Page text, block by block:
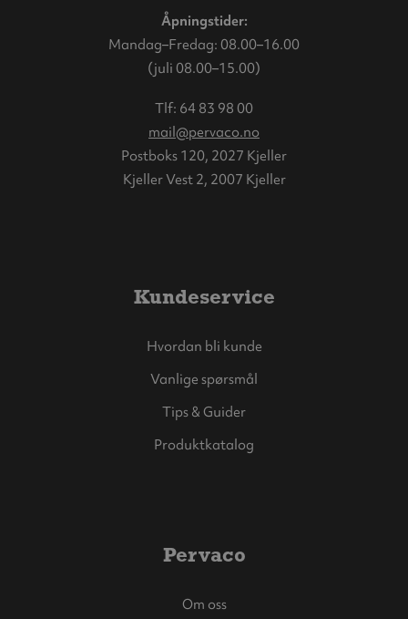
Åpningstider:
Mandag–Fredag: 08.00–16.00
(juli 08.00–15.00)
Tlf: 64 83 98 00
mail@pervaco.no
Postboks 120, 2027 Kjeller
Kjeller Vest 2, 2007 Kjeller
Kundeservice
Hvordan bli kunde
Vanlige spørsmål
Tips & Guider
Produktkatalog
Pervaco
Om oss